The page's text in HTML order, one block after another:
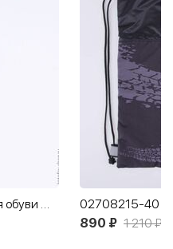
03014003-40 Украшение для обуви Футболка белая
02708215-40
890 ₽ 1 210 ₽